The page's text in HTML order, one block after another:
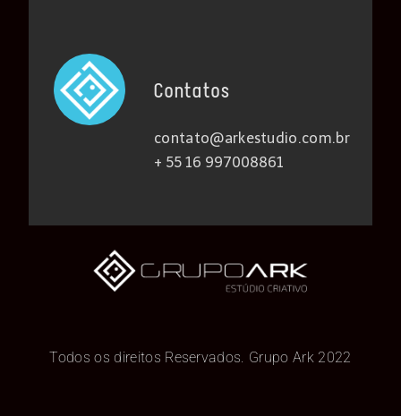
Contatos
contato@arkestudio.com.br
+ 55 16 997008861
Todos os direitos Reservados. Grupo Ark 2022